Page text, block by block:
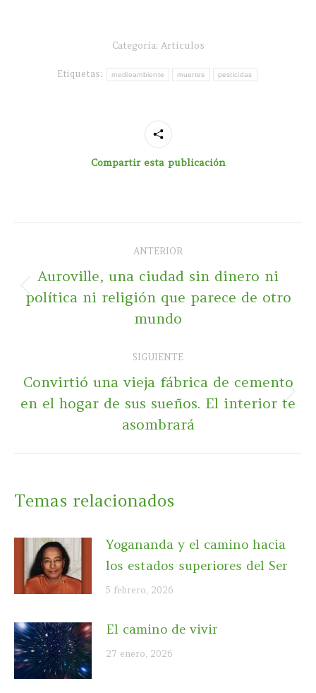
Categoría: Artículos
Etiquetas: medioambiente muertes pesticidas
Compartir esta publicación
entre
publicaciones
ANTERIOR
Publicación
anterior:
Auroville, una ciudad sin dinero ni
política ni religión que parece de otro
mundo
SIGUIENTE
Publicación
siguiente:
Convirtió una vieja fábrica de cemento
en el hogar de sus sueños. El interior te
asombrará
Temas relacionados
Yogananda y el camino hacia
los estados superiores del Ser
5 febrero, 2026
El camino de vivir
27 enero, 2026